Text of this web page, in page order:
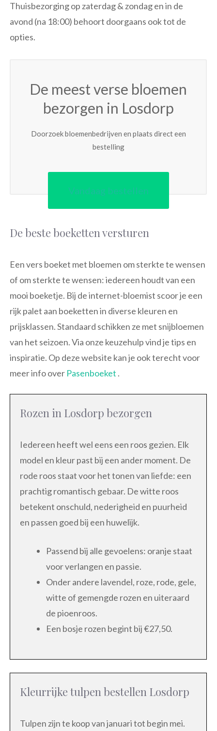
Thuisbezorging op zaterdag & zondag en in de
avond (na 18:00) behoort doorgaans ook tot de
opties.
De meest verse bloemen
bezorgen in Losdorp
Doorzoek bloemenbedrijven en plaats direct een
bestelling
Vandaag bestellen
De beste boeketten versturen
Een vers boeket met bloemen om sterkte te wensen
of om sterkte te wensen: iedereen houdt van een
mooi boeketje. Bij de internet-bloemist scoor je een
rijk palet aan boeketten in diverse kleuren en
prijsklassen. Standaard schikken ze met snijbloemen
van het seizoen. Via onze keuzehulp vind je tips en
inspiratie. Op deze website kan je ook terecht voor
meer info over Pasenboeket .
Rozen in Losdorp bezorgen
Iedereen heeft wel eens een roos gezien. Elk
model en kleur past bij een ander moment. De
rode roos staat voor het tonen van liefde: een
prachtig romantisch gebaar. De witte roos
betekent onschuld, nederigheid en puurheid
en passen goed bij een huwelijk.
Passend bij alle gevoelens: oranje staat
voor verlangen en passie.
Onder andere lavendel, roze, rode, gele,
witte of gemengde rozen en uiteraard
de pioenroos.
Een bosje rozen begint bij €27,50.
Kleurrijke tulpen bestellen Losdorp
Tulpen zijn te koop van januari tot begin mei.